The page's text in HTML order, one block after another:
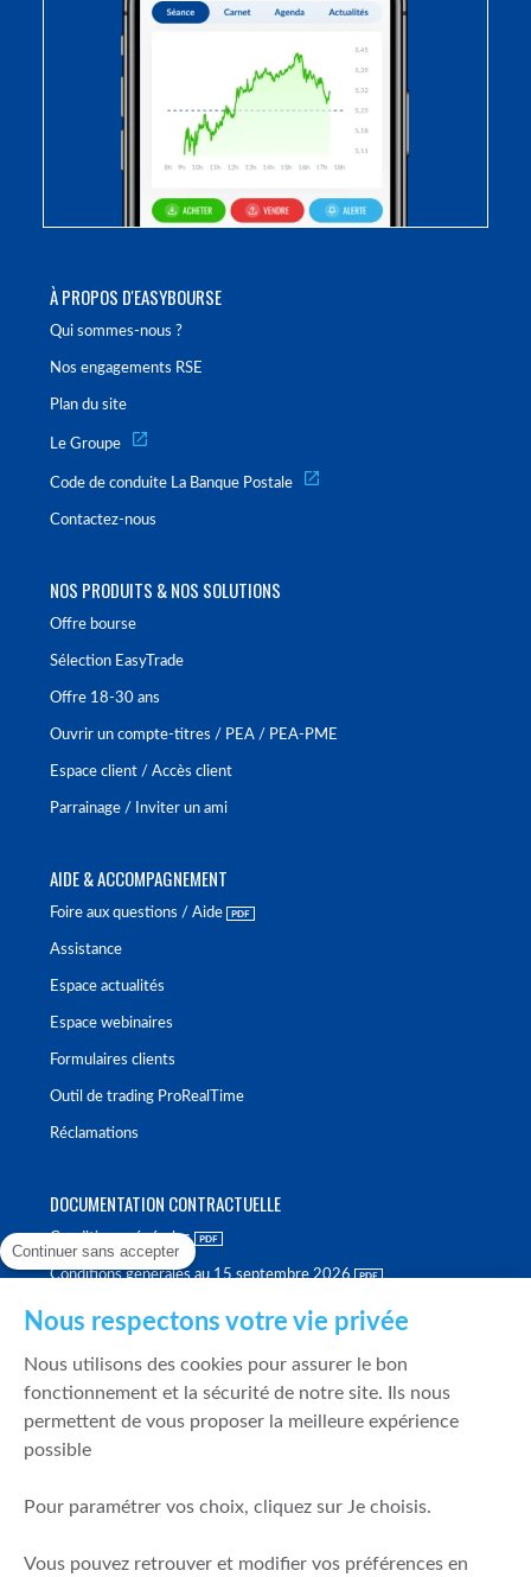
À PROPOS D'EASYBOURSE
Qui sommes-nous ?
Nos engagements RSE
Plan du site
Le Groupe
Code de conduite La Banque Postale
Contactez-nous
NOS PRODUITS & NOS SOLUTIONS
Offre bourse
Sélection EasyTrade
Offre 18-30 ans
Ouvrir un compte-titres / PEA / PEA-PME
Espace client / Accès client
Parrainage / Inviter un ami
AIDE & ACCOMPAGNEMENT
Foire aux questions / Aide
Assistance
Espace actualités
Espace webinaires
Formulaires clients
Outil de trading ProRealTime
Réclamations
DOCUMENTATION CONTRACTUELLE
Conditions générales
Conditions générales au 15 septembre 2026
Politique de meilleure sélection
Politique de durabilité
Fonds de garantie des dépôts et de résolution
Mentions légales
Continuer sans accepter
Nous respectons votre vie privée
Nous utilisons des cookies pour assurer le bon
fonctionnement et la sécurité de notre site. Ils nous
permettent de vous proposer la meilleure expérience
possible
Pour paramétrer vos choix, cliquez sur Je choisis.
Vous pouvez retrouver et modifier vos préférences en